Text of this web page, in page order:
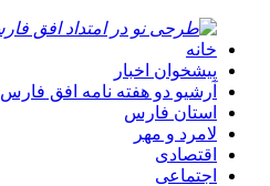
خانه
پیشخوان اخبار
آرشیو دو هفته نامه افق فارس
استان فارس
لامرد و مهر
اقتصادی
اجتماعی